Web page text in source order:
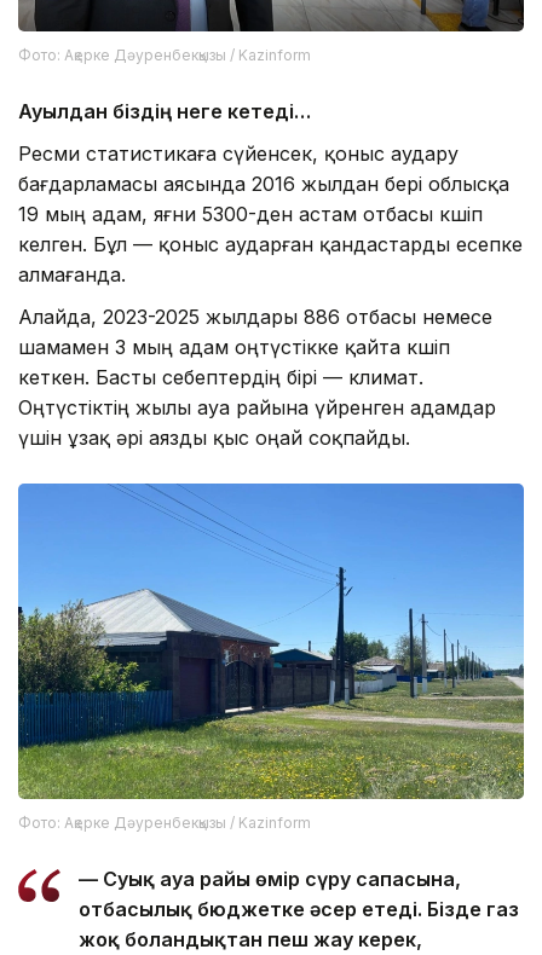
Фото: Ақерке Дәуренбекқызы / Kazinform
Ауылдан біздің неге кетеді…
Ресми статистикаға сүйенсек, қоныс аудару
бағдарламасы аясында 2016 жылдан бері облысқа
19 мың адам, яғни 5300-ден астам отбасы көшіп
келген. Бұл — қоныс аударған қандастарды есепке
алмағанда.
Алайда, 2023-2025 жылдары 886 отбасы немесе
шамамен 3 мың адам оңтүстікке қайта көшіп
кеткен. Басты себептердің бірі — климат.
Оңтүстіктің жылы ауа райына үйренген адамдар
үшін ұзақ әрі аязды қыс оңай соқпайды.
Фото: Ақерке Дәуренбекқызы / Kazinform
— Суық ауа райы өмір сүру сапасына,
отбасылық бюджетке әсер етеді. Бізде газ
жоқ болғандықтан пеш жағу керек,